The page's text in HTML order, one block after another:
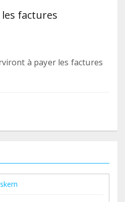
factures
à payer les factures